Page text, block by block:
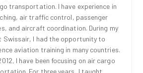
transportation. I have experience in
air traffic control, passenger
and aircraft coordination. During my
Swissair, I had the opportunity to
aviation training in many countries.
I have been focusing on air cargo
For three years, I taught